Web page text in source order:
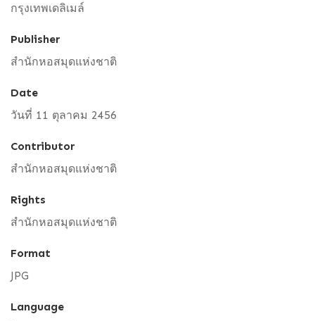
กรุงเทพเดลิเมล์
Publisher
สำนักหอสมุดแห่งชาติ
Date
วันที่ 11 ตุลาคม 2456
Contributor
สำนักหอสมุดแห่งชาติ
Rights
สำนักหอสมุดแห่งชาติ
Format
JPG
Language